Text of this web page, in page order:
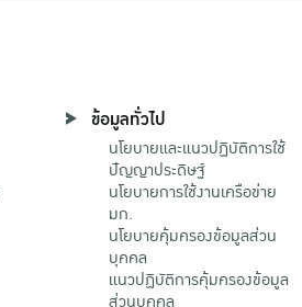
ข้อมูลทั่วไป
นโยบายและแนวปฏิบัติการใช้
ปัญญาประดิษฐ์
นโยบายการใช้งานเครือข่าย
มก.
นโยบายคุ้มครองข้อมูลส่วน
บุคคล
แนวปฏิบัติการคุ้มครองข้อมูล
ส่วนบุคคล